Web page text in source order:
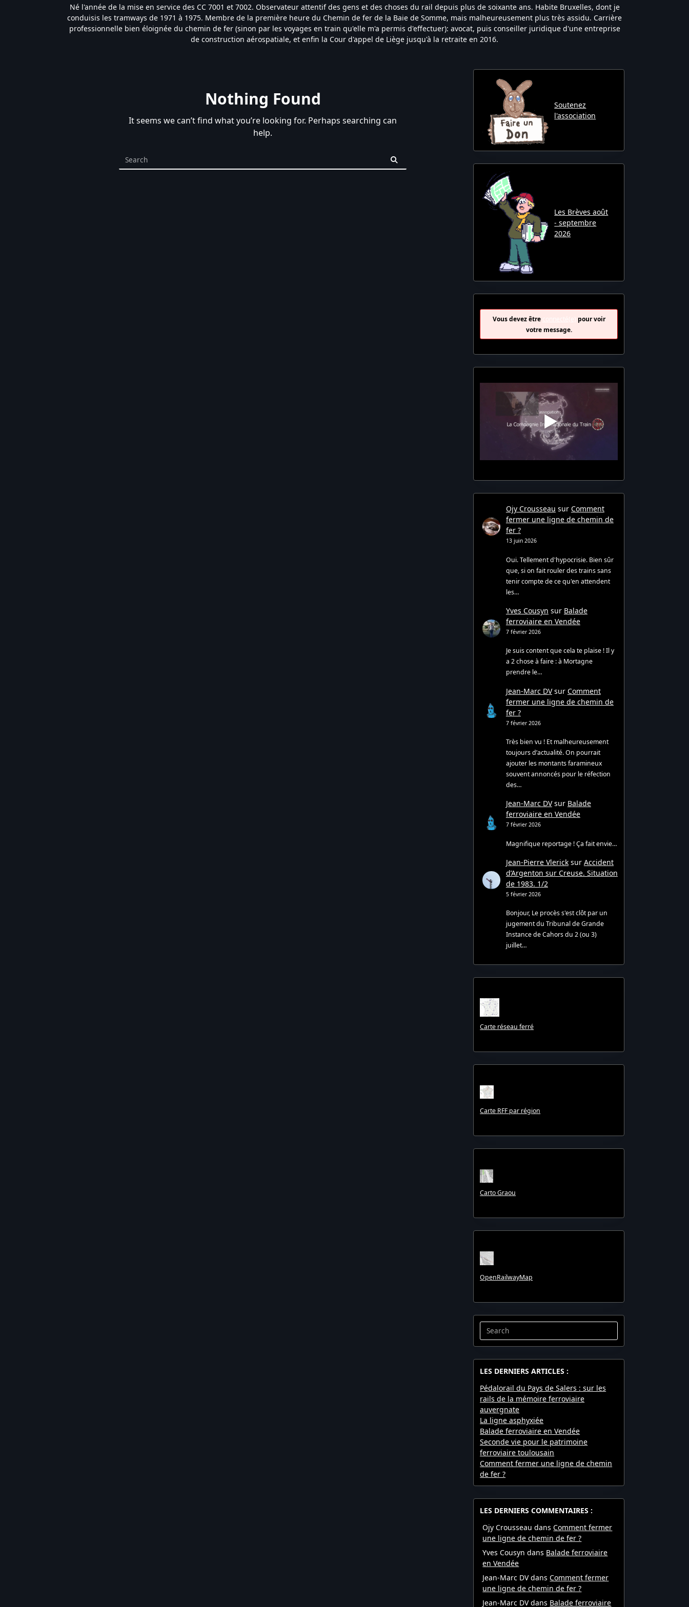
Né l'année de la mise en service des CC 7001 et 7002. Observateur attentif des gens et des choses du rail depuis plus de soixante ans. Habite Bruxelles, dont je
conduisis les tramways de 1971 à 1975. Membre de la première heure du Chemin de fer de la Baie de Somme, mais malheureusement plus très assidu. Carrière
professionnelle bien éloignée du chemin de fer (sinon par les voyages en train qu'elle m'a permis d'effectuer): avocat, puis conseiller juridique d'une entreprise
de construction aérospatiale, et enfin la Cour d'appel de Liège jusqu'à la retraite en 2016.
Nothing Found
It seems we can’t find what you’re looking for. Perhaps searching can
help.
Search
Soutenez
l'association
Les Brèves août
- septembre
2026
Vous devez être
pour voir
votre message.
Ojy Crousseau sur Comment
fermer une ligne de chemin de
fer ?
13 juin 2026
Oui. Tellement d'hypocrisie. Bien sûr
que, si on fait rouler des trains sans
tenir compte de ce qu'en attendent
les…
Yves Cousyn sur Balade
ferroviaire en Vendée
7 février 2026
Je suis content que cela te plaise ! Il y
a 2 chose à faire : à Mortagne
prendre le…
Jean-Marc DVsur Comment
fermer une ligne de chemin de
fer ?
7 février 2026
Très bien vu ! Et malheureusement
toujours d’actualité. On pourrait
ajouter les montants faramineux
souvent annoncés pour le réfection
des…
Jean-Marc DVsur Balade
ferroviaire en Vendée
7 février 2026
Magnifique reportage ! Ça fait envie…
Jean-Pierre Vlericksur Accident
d’Argenton sur Creuse. Situation
de 1983. 1/2
5 février 2026
Bonjour, Le procès s'est clôt par un
jugement du Tribunal de Grande
Instance de Cahors du 2 (ou 3)
juillet…
Carte réseau ferré
Carte RFF par région
Carto Graou
OpenRailwayMap
Search
for:
LES DERNIERS ARTICLES :
Pédalorail du Pays de Salers : sur les
rails de la mémoire ferroviaire
auvergnate
La ligne asphyxiée
Balade ferroviaire en Vendée
Seconde vie pour le patrimoine
ferroviaire toulousain
Comment fermer une ligne de chemin
de fer ?
LES DERNIERS COMMENTAIRES :
Ojy Crousseau dansComment fermer
une ligne de chemin de fer ?
Yves Cousyn dans Balade ferroviaire
en Vendée
Jean-Marc DVdansComment fermer
une ligne de chemin de fer ?
Jean-Marc DVdans Balade ferroviaire